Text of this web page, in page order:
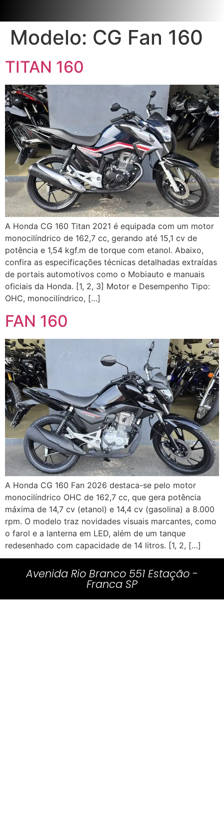
Modelo: CG Fan 160
TITAN 160
A Honda CG 160 Titan 2021 é equipada com um motor
monocilíndrico de 162,7 cc, gerando até 15,1 cv de
potência e 1,54 kgf.m de torque com etanol. Abaixo,
confira as especificações técnicas detalhadas extraídas
de portais automotivos como o Mobiauto e manuais
oficiais da Honda. [1, 2, 3] Motor e Desempenho Tipo:
OHC, monocilíndrico, […]
FAN 160
A Honda CG 160 Fan 2026 destaca-se pelo motor
monocilíndrico OHC de 162,7 cc, que gera potência
máxima de 14,7 cv (etanol) e 14,4 cv (gasolina) a 8.000
rpm. O modelo traz novidades visuais marcantes, como
o farol e a lanterna em LED, além de um tanque
redesenhado com capacidade de 14 litros. [1, 2, […]
Avenida Rio Branco 551 Estação -
Franca SP